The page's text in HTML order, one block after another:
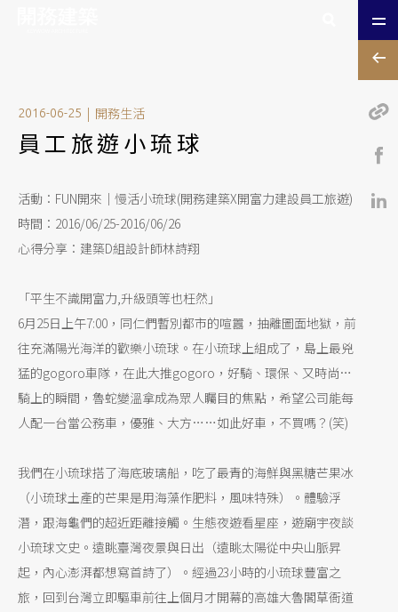
2016-06-25 | 開務生活
員工旅遊小琉球
活動：FUN開來｜慢活小琉球(開務建築X開富力建設員工旅遊)
時間：2016/06/25-2016/06/26
心得分享：建築D組設計師林詩翔
「平生不識開富力,升級頭等也枉然」
6月25日上午7:00，同仁們暫別都市的喧囂，抽離圖面地獄，前
往充滿陽光海洋的歡樂小琉球。在小琉球上組成了，島上最兇
猛的gogoro車隊，在此大推gogoro，好騎、環保、又時尚…
騎上的瞬間，魯蛇變溫拿成為眾人矚目的焦點，希望公司能每
人配一台當公務車，優雅、大方……如此好車，不買嗎？(笑)
我們在小琉球搭了海底玻璃船，吃了最青的海鮮與黑糖芒果冰
（小琉球土產的芒果是用海藻作肥料，風味特殊）。體驗浮
潛，跟海龜們的超近距離接觸。生態夜遊看星座，遊廟宇夜談
小琉球文史。遠眺臺灣夜景與日出（遠眺太陽從中央山脈昇
起，內心澎湃都想寫首詩了）。經過23小時的小琉球豐富之
旅，回到台灣立即驅車前往上個月才開幕的高雄大魯閣草衙道